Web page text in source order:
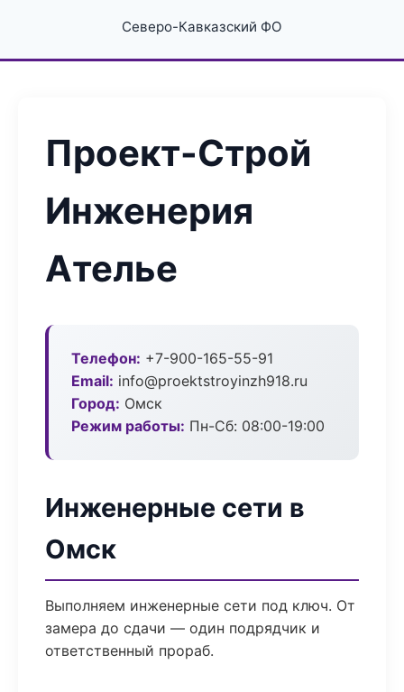
Северо-Кавказский ФО
Проект-Строй
Инженерия
Ателье
Телефон: +7-900-165-55-91
Email: info@proektstroyinzh918.ru
Город: Омск
Режим работы: Пн-Сб: 08:00-19:00
Инженерные сети в
Омск
Выполняем инженерные сети под ключ. От
замера до сдачи — один подрядчик и
ответственный прораб.